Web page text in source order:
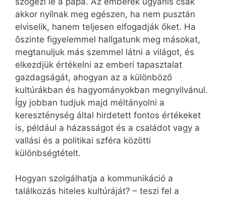
akkor nyílnak meg egészen, ha nem pusztán
elviselik, hanem teljesen elfogadják őket. Ha
őszinte figyelemmel hallgatunk meg másokat,
megtanuljuk más szemmel látni a világot, és
elkezdjük értékelni az emberi tapasztalat
gazdagságát, ahogyan az a különböző
kultúrákban és hagyományokban megnyilvánul.
Így jobban tudjuk majd méltányolni a
kereszténység által hirdetett fontos értékeket
is, például a házasságot és a családot vagy a
vallási és a politikai szféra közötti
különbségtételt.
Hogyan szolgálhatja a kommunikáció a
találkozás hiteles kultúráját? – teszi fel a